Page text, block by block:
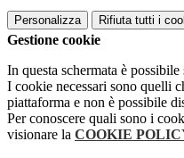
Personalizza Rifiuta tutti i
Gestione cookie
In questa schermata è
I cookie necessari sono quelli
piattaforma e non è possibile
Per conoscere quali sono i
visionare la COOKIE